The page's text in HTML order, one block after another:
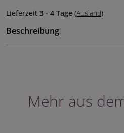
Lieferzeit 3 - 4 Tage (Ausland)
Beschreibung
Mehr aus